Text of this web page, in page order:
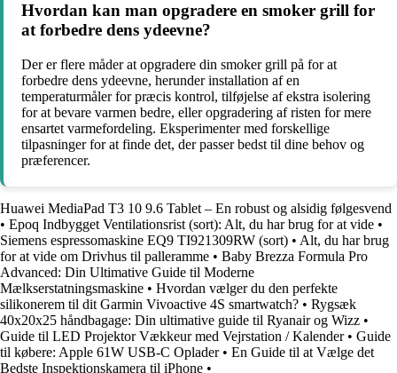
Hvordan kan man opgradere en smoker grill for
at forbedre dens ydeevne?
Der er flere måder at opgradere din smoker grill på for at
forbedre dens ydeevne, herunder installation af en
temperaturmåler for præcis kontrol, tilføjelse af ekstra isolering
for at bevare varmen bedre, eller opgradering af risten for mere
ensartet varmefordeling. Eksperimenter med forskellige
tilpasninger for at finde det, der passer bedst til dine behov og
præferencer.
Huawei MediaPad T3 10 9.6 Tablet – En robust og alsidig følgesvend
• Epoq Indbygget Ventilationsrist (sort): Alt, du har brug for at vide •
Siemens espressomaskine EQ9 TI921309RW (sort) • Alt, du har brug
for at vide om Drivhus til palleramme • Baby Brezza Formula Pro
Advanced: Din Ultimative Guide til Moderne
Mælkserstatningsmaskine • Hvordan vælger du den perfekte
silikonerem til dit Garmin Vivoactive 4S smartwatch? • Rygsæk
40x20x25 håndbagage: Din ultimative guide til Ryanair og Wizz •
Guide til LED Projektor Vækkeur med Vejrstation / Kalender• Guide
til købere: Apple 61W USB-C Oplader• En Guide til at Vælge det
Bedste Inspektionskamera til iPhone •